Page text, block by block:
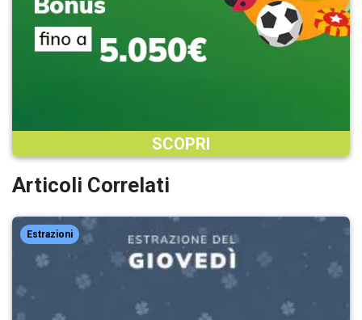
SCOPRI
Articoli Correlati
Estrazioni